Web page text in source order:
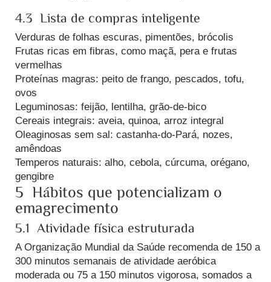
4.3 Lista de compras inteligente
Verduras de folhas escuras, pimentões, brócolis
Frutas ricas em fibras, como maçã, pera e frutas
vermelhas
Proteínas magras: peito de frango, pescados, tofu,
ovos
Leguminosas: feijão, lentilha, grão-de-bico
Cereais integrais: aveia, quinoa, arroz integral
Oleaginosas sem sal: castanha-do-Pará, nozes,
amêndoas
Temperos naturais: alho, cebola, cúrcuma, orégano,
gengibre
5 Hábitos que potencializam o
emagrecimento
5.1 Atividade física estruturada
A Organização Mundial da Saúde recomenda de 150 a
300 minutos semanais de atividade aeróbica
moderada ou 75 a 150 minutos vigorosa, somados a